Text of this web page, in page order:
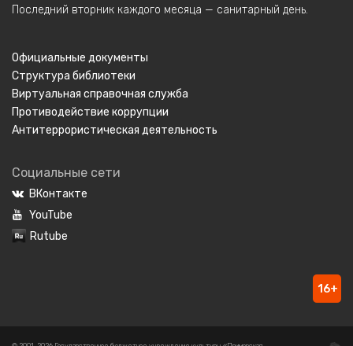
Последний вторник каждого месяца — санитарный день.
Официальные документы
Структура библиотеки
Виртуальная справочная служба
Противодействие коррупции
Антитеррористическая деятельность
Социальные сети
ВКонтакте
YouTube
Rutube
16+